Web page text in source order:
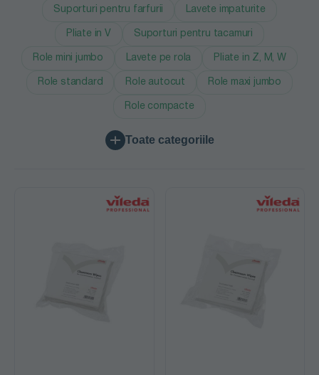
Suporturi pentru farfurii Lavete impaturite
Pliate in V Suporturi pentru tacamuri
Role mini jumbo Lavete pe rola Pliate in Z, M, W
Role standard Role autocut Role maxi jumbo
Role compacte
Toate categoriile